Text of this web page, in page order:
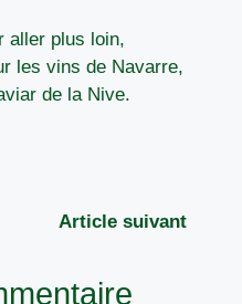
aller plus loin,
les vins de Navarre,
de la Nive.
Article suivant